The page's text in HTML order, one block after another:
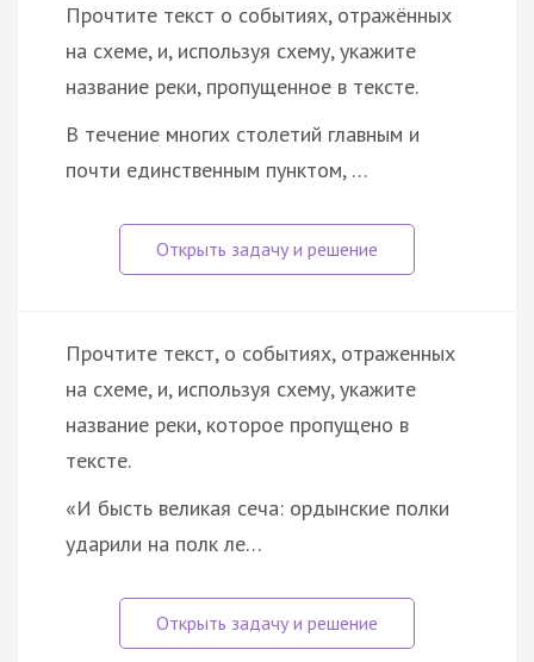
Прочтите текст о событиях, отражённых
на схеме, и, используя схему, укажите
название реки, пропущенное в тексте.
В течение многих столетий главным и
почти единственным пунктом, …
Прочтите текст, о событиях, отраженных
на схеме, и, используя схему, укажите
название реки, которое пропущено в
тексте.
«И бысть великая сеча: ордынские полки
ударили на полк ле…